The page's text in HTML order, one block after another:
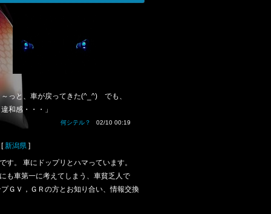
っと、車が戻ってきた(^_^) でも、
和感・・・」
何シテル？ 02/10 00:19
[新潟県 ]
す。 車にドップリとハマっています。
も車第一に考えてしまう、車貧乏人で
ＧＶ，ＧＲの方とお知り合い、情報交換